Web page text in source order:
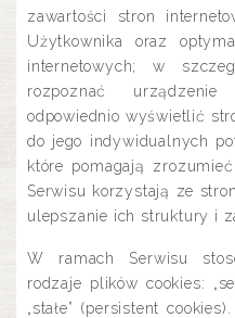
zawartości stron
Użytkownika oraz
internetowych; w
rozpoznać
odpowiednio wyświetlić
do jego indywidualnych
które pomagają
Serwisu korzystają ze
ulepszanie ich struktury i
W ramach Serwisu
rodzaje plików cookies:
„stałe” (persistent